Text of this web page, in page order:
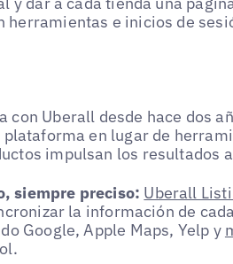
herramientas e inicios de
con Uberall desde hace dos
plataforma en lugar de
impulsan los resultados
siempre preciso: Uberall
la información de
Google, Apple Maps, Yelp y